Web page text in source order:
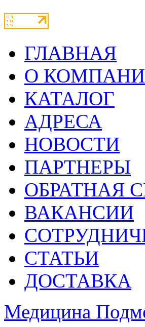
ГЛАВНАЯ
О
КАТАЛОГ
АДРЕСА
НОВОСТИ
ПАРТНЕРЫ
ОБРАТНАЯ
ВАКАНСИИ
СТАТЬИ
ДОСТАВКА
Медицина